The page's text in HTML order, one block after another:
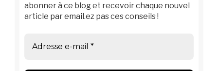
abonner à ce blog et recevoir chaque nouvel
article par email.ez pas ces conseils !